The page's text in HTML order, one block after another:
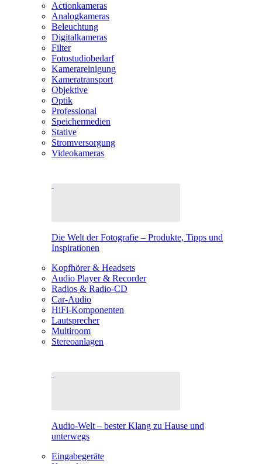
Actionkameras
Analogkameras
Beleuchtung
Digitalkameras
Filter
Fotostudiobedarf
Kamerareinigung
Kameratransport
Objektive
Optik
Professional
Speichermedien
Stative
Stromversorgung
Videokameras
Die Welt der Fotografie – Produkte, Tipps und
Inspirationen
Kopfhörer & Headsets
Audio Player & Recorder
Radios & Radio-CD
Car-Audio
HiFi-Komponenten
Lautsprecher
Multiroom
Stereoanlagen
Audio-Welt – bester Klang zu Hause und
unterwegs
Eingabegeräte